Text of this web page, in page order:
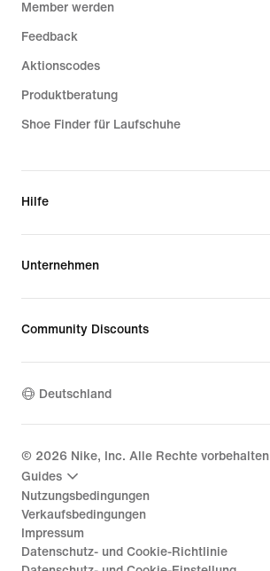
Member werden
Feedback
Aktionscodes
Produktberatung
Shoe Finder für Laufschuhe
Hilfe
Unternehmen
Community Discounts
Deutschland
© 2026 Nike, Inc. Alle Rechte vorbehalten
Guides
Nutzungsbedingungen
Verkaufsbedingungen
Impressum
Datenschutz- und Cookie-Richtlinie